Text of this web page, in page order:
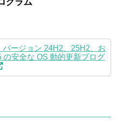
ージョン 24H2、25H2、お
の安全な OS 動的更新プログ